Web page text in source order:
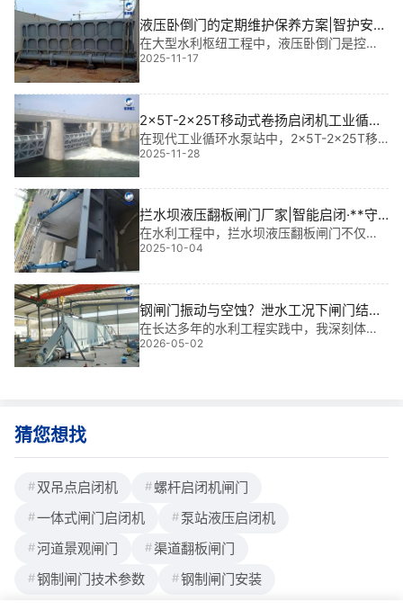
液压卧倒门的定期维护保养方案|智护安全
每一秒
在大型水利枢纽工程中，液压卧倒门是控制
水流、保障泄洪安全的关键设备。我参与过
多个项目，深知这扇“钢铁之门”一旦失灵，后
果不堪设想。它不仅关系到大坝安全，更直
接影响下游千百万人的生命财产。根据规格
不
2025-11-17
2x5T-2x25T移动式卷扬启闭机工业循环
水泵站|智能**守护水利命脉
在现代工业循环水泵站中，2x5T-2x25T移
动式卷扬启闭机不仅是关键设备，更是保障
水流调度、闸门启闭安全的核心“操盘手”。它
集大吨位与灵活移动于一体，广泛应用于平
面闸门启闭、弧形闸门操作、水利枢纽调
2025-11-28
拦水坝液压翻板闸门厂家|智能启闭·**守
护每一滴水
在水利工程中，拦水坝液压翻板闸门不仅是
调控水流的“开关”，更是保障灌溉、防洪与生
结构设计工程师，我参与过多个大型项目，
深知一台靠谱的液压翻板闸门，能为农田
2025-10-04
钢闸门振动与空蚀？泄水工况下闸门结构
稳定性校核
在长达多年的水利工程实践中，我深刻体会
到“钢闸门振动与空蚀”往往是导致泄水设施提
前失效的隐形杀手。本文聚焦泄水工况下闸
2026-05-02
猜您想找
双吊点启闭机
螺杆启闭机闸门
一体式闸门启闭机
泵站液压启闭机
河道景观闸门
渠道翻板闸门
钢制闸门技术参数
钢制闸门安装